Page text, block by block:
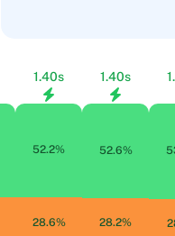
1.40s
52.2%
28.6%
1.40s
52.6%
28.2%